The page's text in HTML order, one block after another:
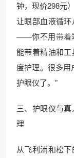
钟，现价298元
让眼部血液循
——你不用带着
能带着精油和
度护理。很多用
护眼仪了。”
三、护眼仪与
理
从飞利浦和松